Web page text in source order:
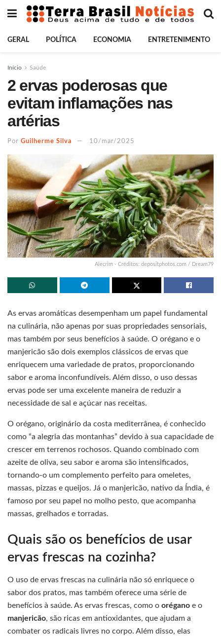
GERAL POLÍTICA ECONOMIA ENTRETENIMENTO
Início Saúde
2 ervas poderosas que
evitam inflamações nas
artérias
Por Guilherme Silva 10/mar/2025
Alecrim - Créditos: depositphotos.com / Dream79
As ervas aromáticas desempenham um papel fundamental
na culinária, não apenas por suas propriedades sensoriais,
mas também por seus benefícios à saúde. O orégano e o
manjericão são dois exemplos clássicos de ervas que
enriquecem uma variedade de pratos, proporcionando
sabor e aroma inconfundíveis. Além disso, o uso dessas
ervas pode ser uma excelente maneira de reduzir a
necessidade de sal e açúcar nas receitas.
O orégano, originário da costa mediterrânea, é conhecido
como “a alegria das montanhas” devido à sua capacidade de
crescer em terrenos rochosos. Quando combinado com
azeite de oliva, seu sabor e aroma são intensificados,
tornando-o um complemento perfeito para omeletes,
massas, pizzas e queijos. Já o manjericão, nativo da Índia, é
famoso por seu papel no molho pesto, que acompanha
massas, grelhados e torradas.
Quais são os benefícios de usar
ervas frescas na cozinha?
O uso de ervas frescas na culinária não só enriquece o
sabor dos pratos, mas também oferece uma série de
benefícios à saúde. As ervas frescas, como o orégano e o
manjericão, são ricas em antioxidantes, que ajudam a
combater os radicais livres no corpo. Além disso, elas